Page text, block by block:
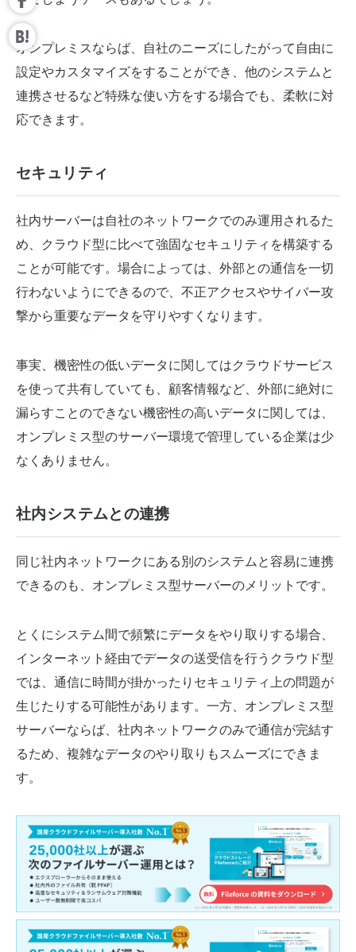
オンプレミスならば、自社のニーズにしたがって自由に
設定やカスタマイズをすることができ、他のシステムと
連携させるなど特殊な使い方をする場合でも、柔軟に対
応できます。
セキュリティ
社内サーバーは自社のネットワークでのみ運用されるた
め、クラウド型に比べて強固なセキュリティを構築する
ことが可能です。場合によっては、外部との通信を一切
行わないようにできるので、不正アクセスやサイバー攻
撃から重要なデータを守りやすくなります。
事実、機密性の低いデータに関してはクラウドサービス
を使って共有していても、顧客情報など、外部に絶対に
漏らすことのできない機密性の高いデータに関しては、
オンプレミス型のサーバー環境で管理している企業は少
なくありません。
社内システムとの連携
同じ社内ネットワークにある別のシステムと容易に連携
できるのも、オンプレミス型サーバーのメリットです。
とくにシステム間で頻繁にデータをやり取りする場合、
インターネット経由でデータの送受信を行うクラウド型
では、通信に時間が掛かったりセキュリティ上の問題が
生じたりする可能性があります。一方、オンプレミス型
サーバーならば、社内ネットワークのみで通信が完結す
るため、複雑なデータのやり取りもスムーズにできま
す。